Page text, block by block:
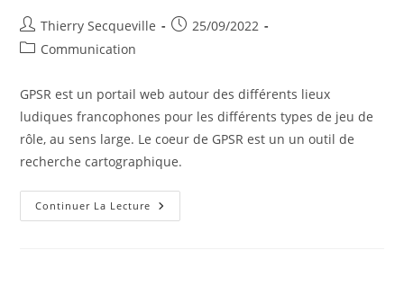
Auteur/autrice
de
Thierry Secqueville
Publication
25/09/2022
PostCommunication
GPSR est un portail web autour des différents lieux
ludiques francophones pour les différents types de jeu de
rôle, au sens large. Le coeur de GPSR est un un outil de
recherche cartographique.
Continuer La Lecture GPSRôliste
–